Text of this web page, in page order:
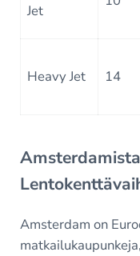
Jet
Heavy Jet 14
Amsterdam on